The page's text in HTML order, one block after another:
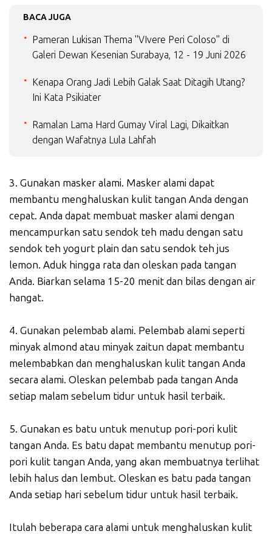
BACA JUGA
Pameran Lukisan Thema "VIvere Peri Coloso" di
Galeri Dewan Kesenian Surabaya, 12 - 19 Juni 2026
Kenapa Orang Jadi Lebih Galak Saat Ditagih Utang?
Ini Kata Psikiater
Ramalan Lama Hard Gumay Viral Lagi, Dikaitkan
dengan Wafatnya Lula Lahfah
3. Gunakan masker alami. Masker alami dapat
membantu menghaluskan kulit tangan Anda dengan
cepat. Anda dapat membuat masker alami dengan
mencampurkan satu sendok teh madu dengan satu
sendok teh yogurt plain dan satu sendok teh jus
lemon. Aduk hingga rata dan oleskan pada tangan
Anda. Biarkan selama 15-20 menit dan bilas dengan air
hangat.
4. Gunakan pelembab alami. Pelembab alami seperti
minyak almond atau minyak zaitun dapat membantu
melembabkan dan menghaluskan kulit tangan Anda
secara alami. Oleskan pelembab pada tangan Anda
setiap malam sebelum tidur untuk hasil terbaik.
5. Gunakan es batu untuk menutup pori-pori kulit
tangan Anda. Es batu dapat membantu menutup pori-
pori kulit tangan Anda, yang akan membuatnya terlihat
lebih halus dan lembut. Oleskan es batu pada tangan
Anda setiap hari sebelum tidur untuk hasil terbaik.
Itulah beberapa cara alami untuk menghaluskan kulit